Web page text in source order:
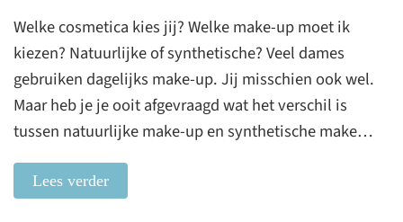
Welke cosmetica kies jij? Welke make-up moet ik
kiezen? Natuurlijke of synthetische? Veel dames
gebruiken dagelijks make-up. Jij misschien ook wel.
Maar heb je je ooit afgevraagd wat het verschil is
tussen natuurlijke make-up en synthetische make…
Lees verder